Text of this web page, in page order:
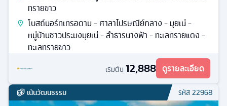
ทรายขาว
โบสถ์นอร์ทเทรอดาม - ศาลาไปรษณีย์กลาง - มุยเน่ -
หมู่บ้านชาวประมงมุยเน่ - ลำธารนางฟ้า - ทะเลทรายแดง -
ทะเลทรายขาว
เริ่มต้น 12,888 ดูรายละเอียด
เน้นวัฒนธรรม รหัส22968